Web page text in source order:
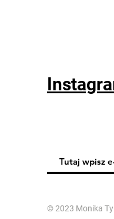
© 2023 Monika